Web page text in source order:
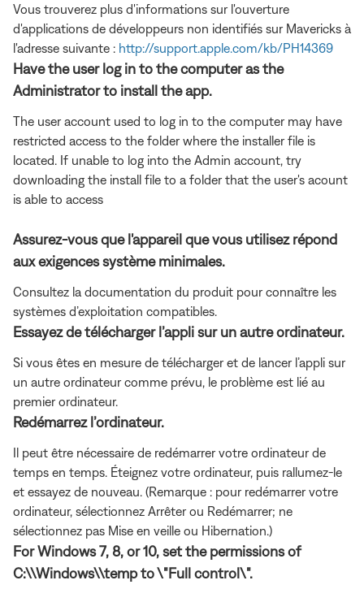
Vous trouverez plus d'informations sur l'ouverture
d'applications de développeurs non identifiés sur Mavericks à
l'adresse suivante : http://support.apple.com/kb/PH14369
Have the user log in to the computer as the
Administrator to install the app.
The user account used to log in to the computer may have
restricted access to the folder where the installer file is
located. If unable to log into the Admin account, try
downloading the install file to a folder that the user's acount
is able to access
Assurez-vous que l'appareil que vous utilisez répond
aux exigences système minimales.
Consultez la documentation du produit pour connaître les
systèmes d’exploitation compatibles.
Essayez de télécharger l’appli sur un autre ordinateur.
Si vous êtes en mesure de télécharger et de lancer l’appli sur
un autre ordinateur comme prévu, le problème est lié au
premier ordinateur.
Redémarrez l’ordinateur.
Il peut être nécessaire de redémarrer votre ordinateur de
temps en temps. Éteignez votre ordinateur, puis rallumez-le
et essayez de nouveau. (Remarque : pour redémarrer votre
ordinateur, sélectionnez Arrêter ou Redémarrer; ne
sélectionnez pas Mise en veille ou Hibernation.)
For Windows 7, 8, or 10, set the permissions of
C:\\Windows\\temp to \"Full control\".